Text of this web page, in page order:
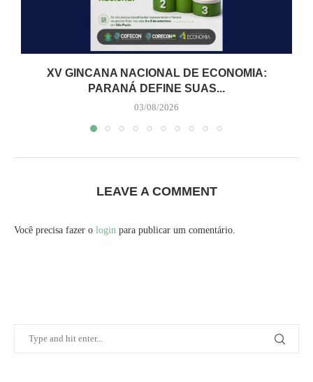
XV GINCANA NACIONAL DE ECONOMIA:
PARANÁ DEFINE SUAS...
03/08/2026
LEAVE A COMMENT
Você precisa fazer o login para publicar um comentário.